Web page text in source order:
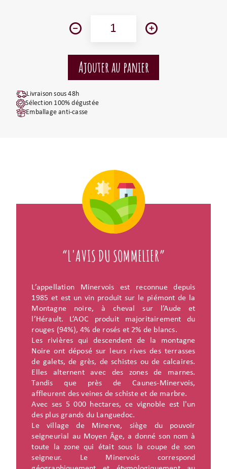
Livraison sous 48h
Sélection 100% dégustée
Emballage anti-casse
“L'AVIS DU SOMMELIER”
L’appellation Minervois est reconnue depuis
1985 et est un vin produit sur le piémont de la
Montagne noire, à cheval sur l’Aude et
l’Hérault. L’AOC produit majoritairement du
rouges (94%), 4% de rosés et 2% de blancs.
Les rivières qui descendent de la montagne
Noire ont déposé sur leurs rives des terrasses
de galets, de grès, de schistes ou de calcaires.
Elles alternent avec des zones de marnes.
Tandis que près de Caunes-Minervois,
affleurent des veines de schiste et de marbre.
Avec ses 5 000 hectares, ce vignoble est l'un
des plus grands du Languedoc.
Le village de Minerve, siège du pouvoir
seigneurial au Moyen Âge, a donné son nom à
toute la zone qui était sous la coupe de son
seigneur. Le Minervois correspond